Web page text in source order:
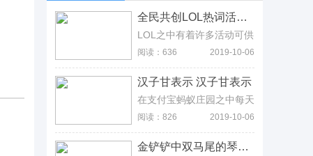
全民共创LOL热词活动地址 英雄联盟热词活动网址详解 全民共创LOL热词活动地址 英雄联盟热词活动网址详解
LOL之中有着许多活动可供
玩家们获取大量的福利，最
近又推出了一个活动，为了
捷，小编特意搜集相关资
料，带来了全民共创LOL热
活动网址详解。
阅读：636 2019-10-06
汉子甘表示 汉子甘表示
在支付宝蚂蚁庄园之中每天
都会推出一个全新的题目供
玩家们猜测，获取奖励道
表示答案是什么呢?就让小
阅读：826 2019-10-06
金铲铲中双马尾的琴女叫什么？金铲铲双马尾琴女介绍 金铲铲中双马尾的琴女叫什么？金铲铲双马尾琴女介绍